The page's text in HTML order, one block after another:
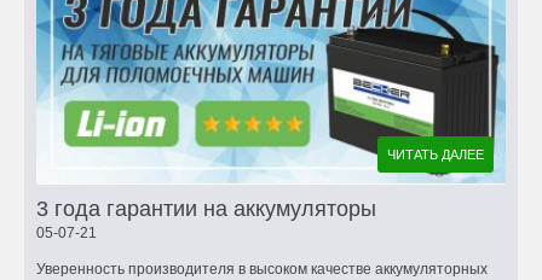
ЧИТАТЬ ДАЛЕЕ
3 года гарантии на аккумуляторы
05-07-21
Уверенность производителя в высоком качестве аккумуляторных